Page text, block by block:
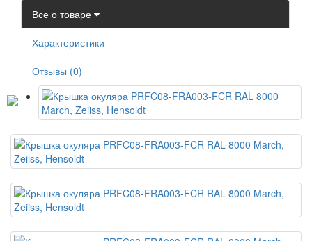
Все о товаре
Характеристики
Отзывы (0)